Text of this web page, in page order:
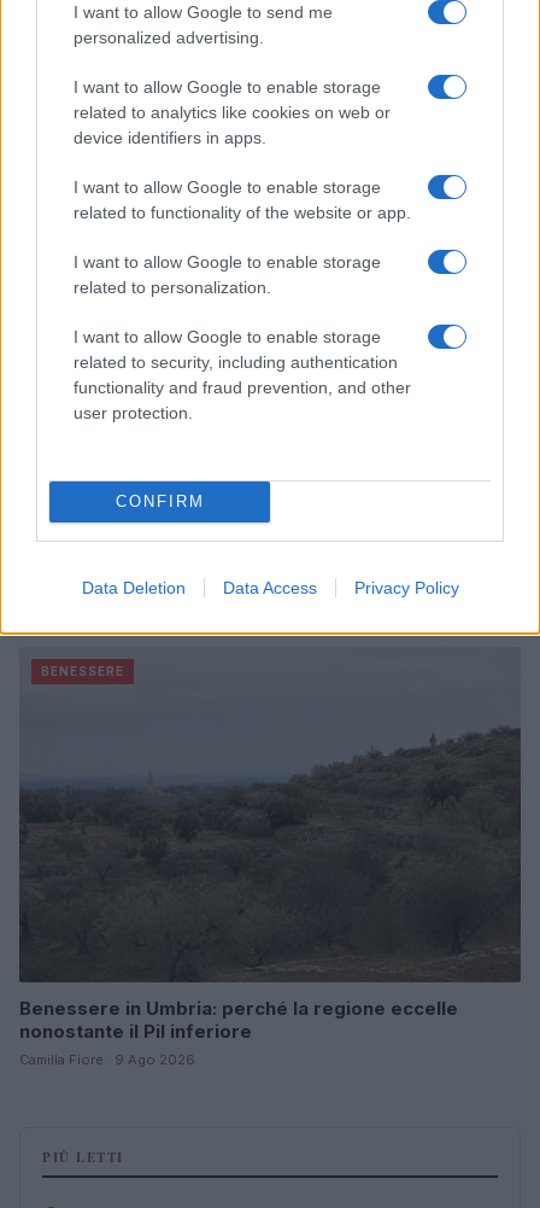
I want to allow Google to send me
personalized advertising.
I want to allow Google to enable storage
related to analytics like cookies on web or
device identifiers in apps.
I want to allow Google to enable storage
related to functionality of the website or app.
I want to allow Google to enable storage
related to personalization.
I want to allow Google to enable storage
related to security, including authentication
functionality and fraud prevention, and other
user protection.
CONFIRM
Data Deletion Data Access Privacy Policy
Scopri Noto: guida alla città barocca più elegante della
Matteo Pellegrino · 9 Ago 2026
urbano d’Europa
BENESSERE
Benessere in Umbria: perché la regione eccelle
nonostante il Pil inferiore
Camilla Fiore · 9 Ago 2026
PIÙ LETTI